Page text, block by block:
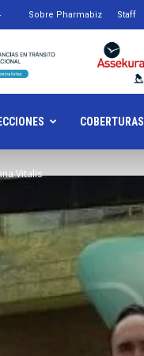
Sobre Pharmabiz Staff
COBERTURAS
Vitalis